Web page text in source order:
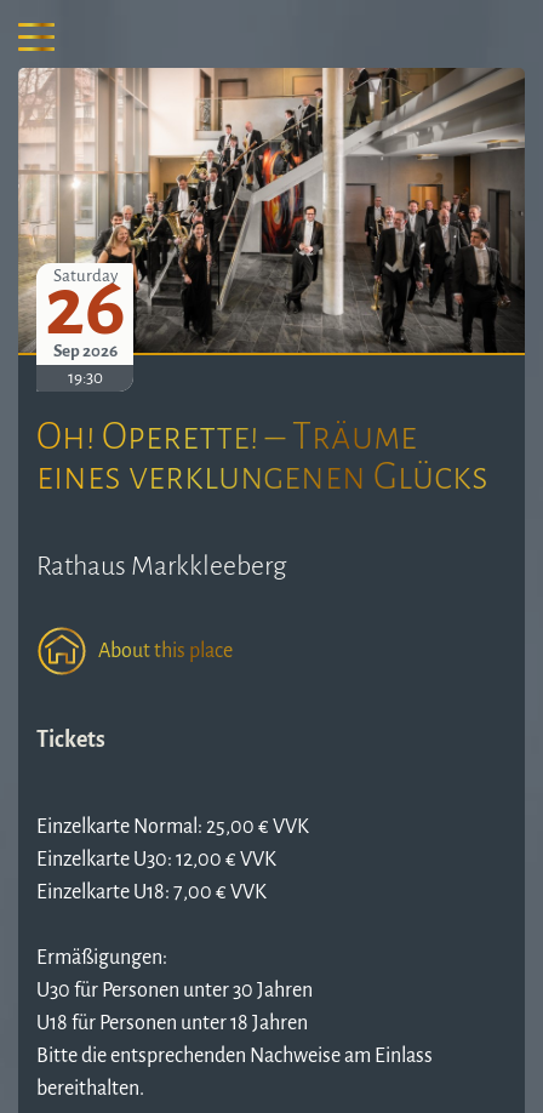
Saturday
26
Sep 2026
19:30
Oh! Operette! – Träume
eines verklungenen Glücks
Rathaus Markkleeberg
About this place
Tickets
Einzelkarte Normal: 25,00 € VVK
Einzelkarte U30: 12,00 € VVK
Einzelkarte U18: 7,00 € VVK
Ermäßigungen:
U30 für Personen unter 30 Jahren
U18 für Personen unter 18 Jahren
Bitte die entsprechenden Nachweise am Einlass
bereithalten.